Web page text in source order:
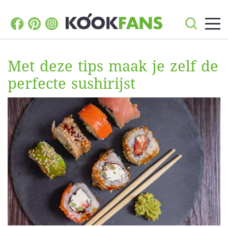
Met deze tips maak je zelf de
perfecte sushirijst